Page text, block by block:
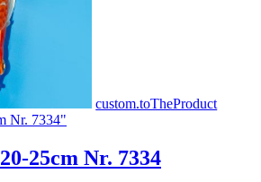
custom.toTheProduct
Nr. 7334"
25cm Nr. 7334